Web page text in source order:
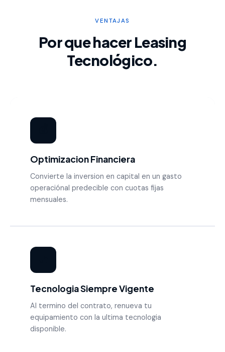
VENTAJAS
Por que hacer Leasing
Tecnológico.
Optimizacion Financiera
Convierte la inversion en capital en un gasto
operaciónal predecible con cuotas fijas
mensuales.
Tecnologia Siempre Vigente
Al termino del contrato, renueva tu
equipamiento con la ultima tecnologia
disponible.